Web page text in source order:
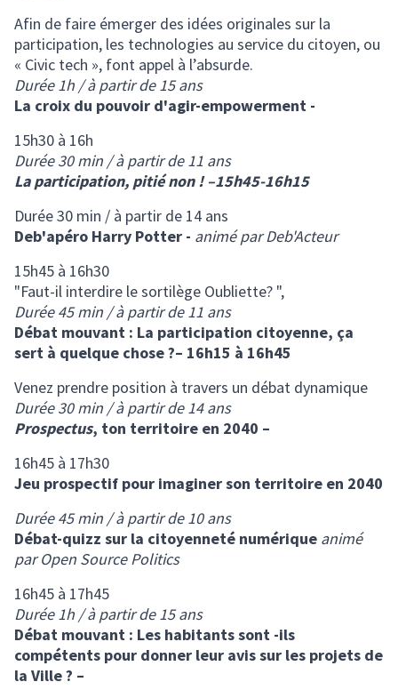
Afin de faire émerger des idées originales sur la
participation, les technologies au service du citoyen, ou
« Civic tech », font appel à l’absurde.
Durée 1h / à partir de 15 ans
La croix du pouvoir d'agir-empowerment -
15h30 à 16h
Durée 30 min / à partir de 11 ans
La participation, pitié non ! –15h45-16h15
Durée 30 min / à partir de 14 ans
Deb'apéro Harry Potter - animé par Deb'Acteur
15h45 à 16h30
"Faut-il interdire le sortilège Oubliette? ",
Durée 45 min / à partir de 11 ans
Débat mouvant : La participation citoyenne, ça
sert à quelque chose ?– 16h15 à 16h45
Venez prendre position à travers un débat dynamique
Durée 30 min / à partir de 14 ans
Prospectus, ton territoire en 2040 –
16h45 à 17h30
Jeu prospectif pour imaginer son territoire en 2040
Durée 45 min / à partir de 10 ans
Débat-quizz sur la citoyenneté numérique animé
par Open Source Politics
16h45 à 17h45
Durée 1h / à partir de 15 ans
Débat mouvant : Les habitants sont -ils
compétents pour donner leur avis sur les projets de
la Ville ? –